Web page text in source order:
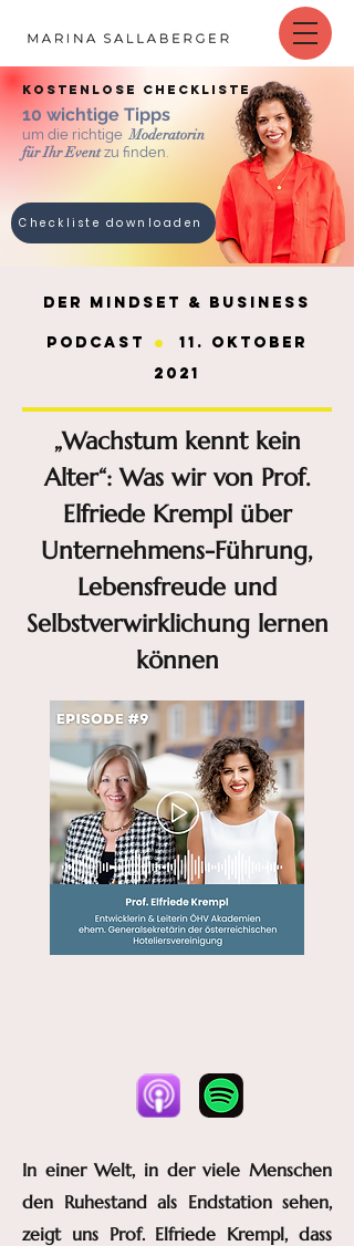
kostenlose checkliste
10 wichtige Tipps
um die richtigeModeratorin
für Ihr Eventzu finden.
Checkliste downloaden
Der MINDset & BUSINESS
Podcast .
11. Oktober
2021
„Wachstum kennt kein
Alter“: Was wir von Prof.
Elfriede Krempl über
Unternehmens-Führung,
Lebensfreude und
Selbstverwirklichung lernen
können
In einer Welt, in der viele Menschen
den Ruhestand als Endstation sehen,
zeigt uns Prof. Elfriede Krempl, dass